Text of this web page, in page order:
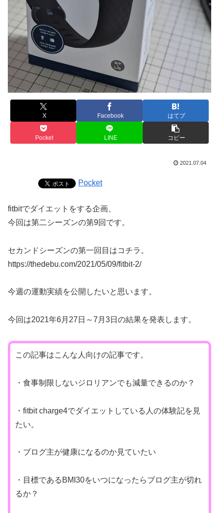
X Facebook はてブ
Pocket LINE コピー
2021.07.04
Pocket
fitbitでダイエットをする企画、
今回は第二シーズンの第9回です。
セカンドシーズンの第一回目はコチラ。
https://thedebu.com/2021/05/09/fitbit-2/
今週の運動実績を公開したいと思います。
今回は2021年6月27日～7月3日の結果を発表します。
この記事はこんな人向けの記事です。
・食事制限しないジロリアンでも減量できるのか？
・fitbit charge4でダイエットしている人の体験記を見
たい。
・ブログ主が健康になるのか見ていたい
・目標であるBMI30をいつになったらブログ主が切れ
るか？